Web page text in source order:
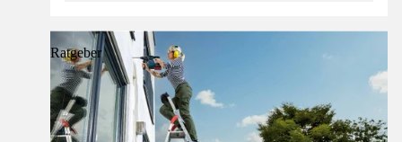
Ratgeber